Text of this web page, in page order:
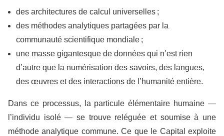
des architectures de calcul universelles ;
des méthodes analytiques partagées par la
communauté scientifique mondiale ;
une masse gigantesque de données qui n’est rien
d’autre que la numérisation des savoirs, des langues,
des œuvres et des interactions de l’humanité entière.
Dans ce processus, la particule élémentaire humaine —
l’individu isolé — se trouve reléguée et soumise à une
méthode analytique commune. Ce que le Capital exploite